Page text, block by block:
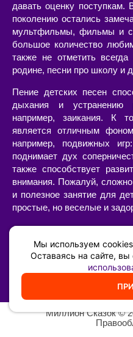
давать оценку
поколению остались
мультфильмы, фильмы и
большое количество
также не отметить
родине, песни про школу и
Пение детских песен
дыхания и устранению
например, заикания. К
является отличным
например, подвижных
поднимает дух
также способствует
внимания. Пожалуй,
и полезное занятие для
простые, но веселые и
Слушать или скачать
минусами, современные
можно на нашем сайте.
позволит составить
композиций, которые
Миллион Сказок©️
Мы используем
Оставаясь на сайте, вы